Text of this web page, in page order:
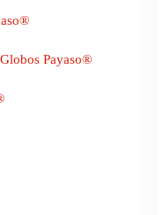
Payaso®